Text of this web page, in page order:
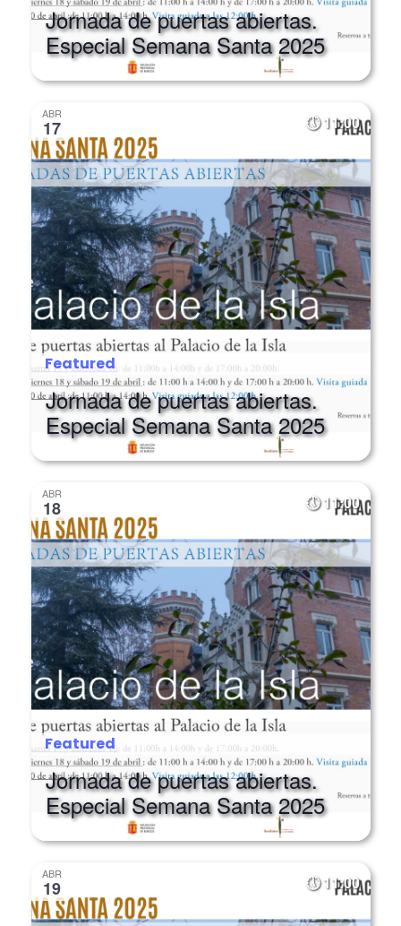
Featured
Jornada de puertas abiertas.
Especial Semana Santa 2025
ABR
17
Featured
Jornada de puertas abiertas.
Especial Semana Santa 2025
ABR
18
Featured
Jornada de puertas abiertas.
Especial Semana Santa 2025
ABR
19